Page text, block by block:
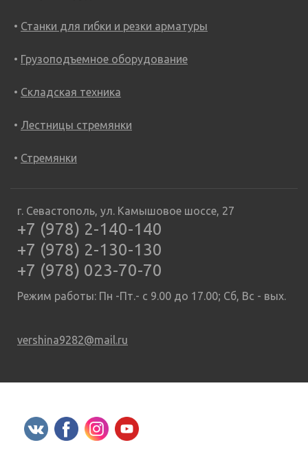
Станки для гибки и резки арматуры
Грузоподъемное оборудование
Складская техника
Лестницы стремянки
Стремянки
г. Севастополь, ул. Камышовое шоссе, 27
+7 (978) 2-140-140
+7 (978) 2-130-130
+7 (978) 023-70-70
Режим работы: Пн -Пт.- с 9.00 до 17.00; Сб, Вс - вых.
vershina9282@mail.ru